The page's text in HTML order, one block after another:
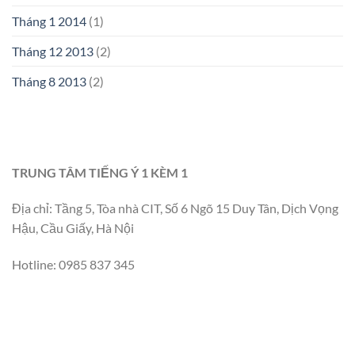
Tháng 1 2014 (1)
Tháng 12 2013 (2)
Tháng 8 2013 (2)
TRUNG TÂM TIẾNG Ý 1 KÈM 1
Địa chỉ: Tầng 5, Tòa nhà CIT, Số 6 Ngõ 15 Duy Tân, Dịch Vọng
Hậu, Cầu Giấy, Hà Nội
Hotline: 0985 837 345